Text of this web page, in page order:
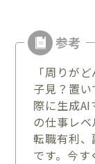
「周りが
子見？置
際に生成
の仕事レベ
転職有利
です。今す